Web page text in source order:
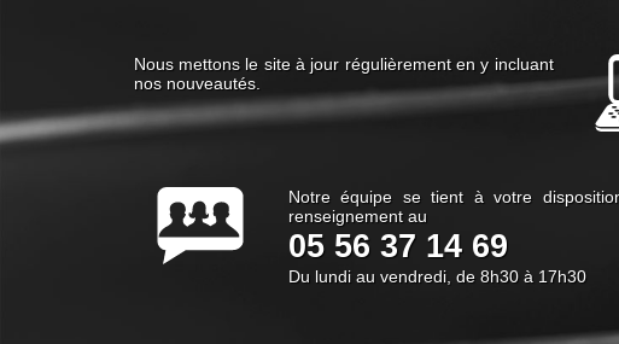
Nous mettons le site à jour régulièrement en y incluant
nos nouveautés.
Notre équipe se tient à votre
renseignement au
05 56 37 14 69
Du lundi au vendredi, de 8h30 à 17h30